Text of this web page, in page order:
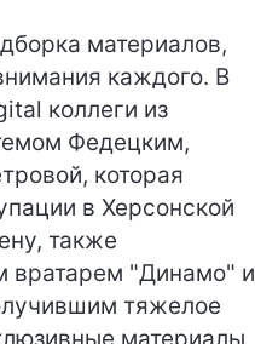
материалов,
каждого. В
коллеги из
Федецким,
которая
в Херсонской
также
вратарем "Динамо" и
тяжелое